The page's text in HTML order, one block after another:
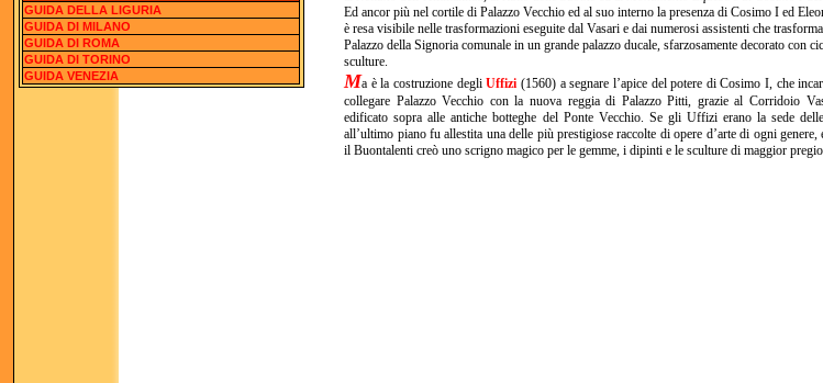
GUIDA DELLA LIGURIA
GUIDA DI MILANO
GUIDA DI ROMA
GUIDA DI TORINO
GUIDA VENEZIA
Ed ancor più nel cortile di Palazzo Vecchio ed al suo interno la presenza di Cosimo I ed
è resa visibile nelle trasformazioni eseguite dal Vasari e dai numerosi assistenti che
Palazzo della Signoria comunale in un grande palazzo ducale, sfarzosamente decorato con
sculture.
Ma è la costruzione degliUffizi (1560) a segnare l’apice del potere di Cosimo I, che
collegare Palazzo Vecchio con la nuova reggia di Palazzo Pitti, grazie al Corridoio
edificato sopra alle antiche botteghe del Ponte Vecchio. Se gli Uffizi erano la sede
all’ultimo piano fu allestita una delle più prestigiose raccolte di opere d’arte di ogni genere,
il Buontalenti creò uno scrigno magico per le gemme, i dipinti e le sculture di maggior pregio.